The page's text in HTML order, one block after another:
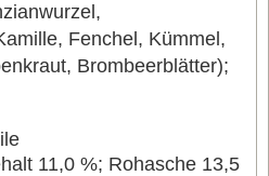
Fenchel, Kümmel,
Brombeerblätter);
11,0 %; Rohasche 13,5